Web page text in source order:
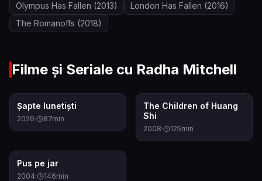
Olympus Has Fallen (2013) London Has Fallen (2016)
The Romanoffs (2018)
Filme și Seriale cu Radha Mitchell
Șapte lunetiști
2026· 87min
6.6
The Children of Huang
Shi
2008· 125min
Pus pe jar
2004· 146min